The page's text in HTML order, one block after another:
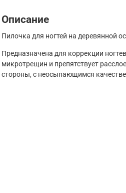
Описание
Пилочка для ногтей на деревянной
Предназначена для коррекции
микротрещин и препятствует
стороны, с неосыпающимся